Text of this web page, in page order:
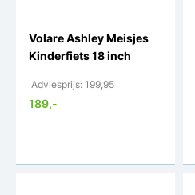
Volare Ashley Meisjes
Kinderfiets 18 inch
Adviesprijs: 199,95
189,-